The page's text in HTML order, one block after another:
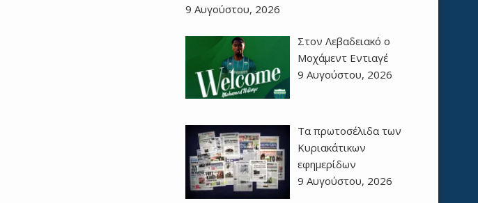
9 Αυγούστου, 2026
Στον Λεβαδειακό ο
Μοχάμεντ Εντιαγέ
9 Αυγούστου, 2026
Τα πρωτοσέλιδα των
Kυριακάτικων
εφημερίδων
9 Αυγούστου, 2026